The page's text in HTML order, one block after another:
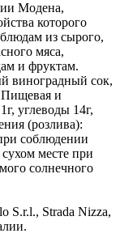
Модена,
которого
из сырого,
мяса,
и фруктам.
виноградный сок,
Пищевая и
углеводы 14г,
(розлива):
соблюдении
месте при
солнечного
S.r.l., Strada Nizza,